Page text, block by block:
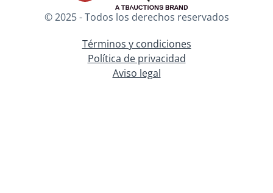
© 2025 - Todos los derechos reservados
Términos y condiciones
Política de privacidad
Aviso legal